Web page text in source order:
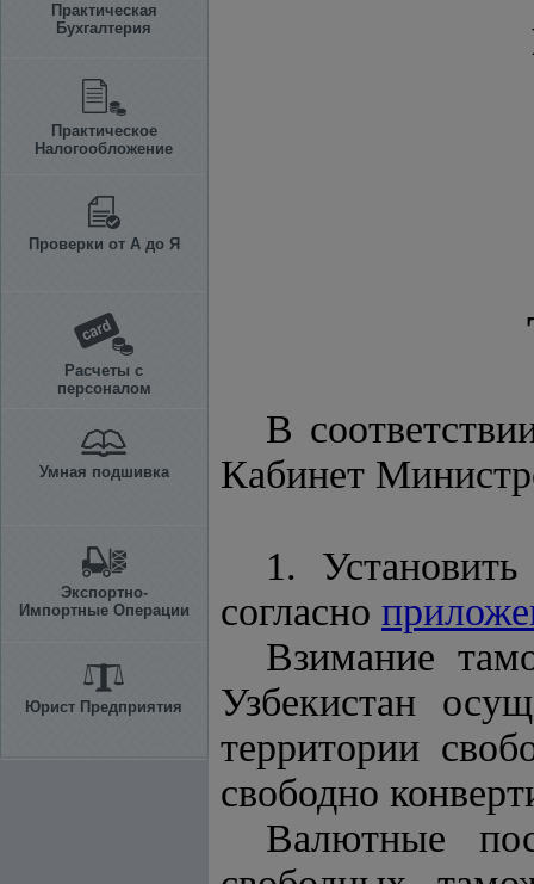
Практическая
Бухгалтерия
Практическое
Налогообложение
Проверки от А до Я
Расчеты с
персоналом
Умная подшивка
Экспортно-
Импортные Операции
Юрист Предприятия
В
Кабинет
1.
согласно
Взимание
Узбекистан
территории
свободно
Валютные